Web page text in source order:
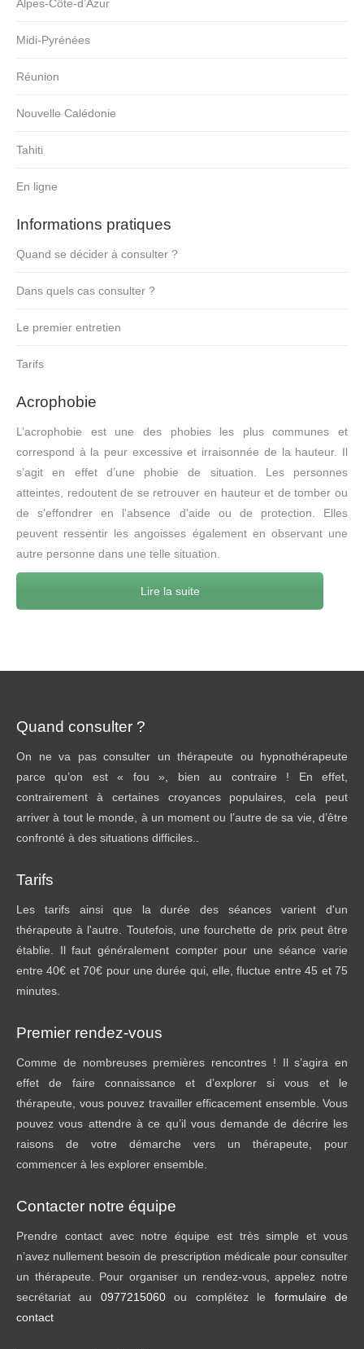
Alpes-Côte-d’Azur
Midi-Pyrénées
Réunion
Nouvelle Calédonie
Tahiti
En ligne
Informations pratiques
Quand se décider à consulter ?
Dans quels cas consulter ?
Le premier entretien
Tarifs
Acrophobie
L’acrophobie est une des phobies les plus communes et
correspond à la peur excessive et irraisonnée de la hauteur. Il
s’agit en effet d’une phobie de situation. Les personnes
atteintes, redoutent de se retrouver en hauteur et de tomber ou
de s'effondrer en l'absence d'aide ou de protection. Elles
peuvent ressentir les angoisses également en observant une
autre personne dans une telle situation.
Lire la suite
Quand consulter ?
On ne va pas consulter un thérapeute ou hypnothérapeute
parce qu’on est « fou », bien au contraire ! En effet,
contrairement à certaines croyances populaires, cela peut
arriver à tout le monde, à un moment ou l’autre de sa vie, d’être
confronté à des situations difficiles..
Tarifs
Les tarifs ainsi que la durée des séances varient d'un
thérapeute à l'autre. Toutefois, une fourchette de prix peut être
établie. Il faut généralement compter pour une séance varie
entre 40€ et 70€ pour une durée qui, elle, fluctue entre 45 et 75
minutes.
Premier rendez-vous
Comme de nombreuses premières rencontres ! Il s’agira en
effet de faire connaissance et d’explorer si vous et le
thérapeute, vous pouvez travailler efficacement ensemble. Vous
pouvez vous attendre à ce qu’il vous demande de décrire les
raisons de votre démarche vers un thérapeute, pour
commencer à les explorer ensemble.
Contacter notre équipe
Prendre contact avec notre équipe est très simple et vous
n’avez nullement besoin de prescription médicale pour consulter
un thérapeute. Pour organiser un rendez-vous, appelez notre
secrétariat au 0977215060ou complétez le formulaire de
contact